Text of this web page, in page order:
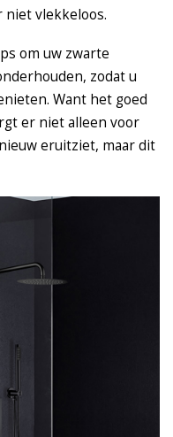
vlekkeloos.
om uw zwarte
zodat u
Want het goed
er niet alleen voor
eruitziet, maar dit